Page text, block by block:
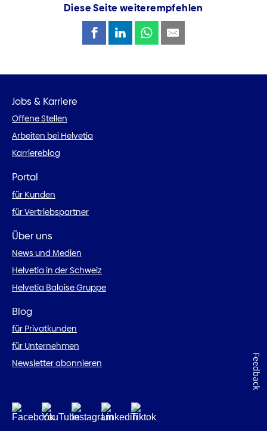
Diese Seite weiterempfehlen
Jobs & Karriere
Offene Stellen
Arbeiten bei Helvetia
Karriereblog
Portal
für Kunden
für Vertriebspartner
Über uns
News und Medien
Helvetia in der Schweiz
Helvetia Baloise Gruppe
Blog
für Privatkunden
für Unternehmen
Newsletter abonnieren
Feedback